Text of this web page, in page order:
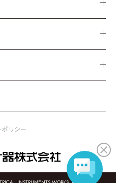
ポリシー